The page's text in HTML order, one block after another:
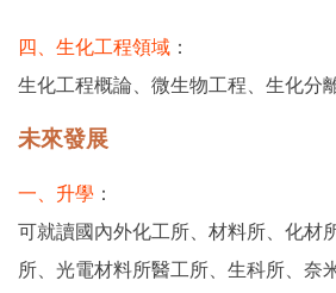
四、生化工程領域 ：
生化工程概論、微生物工程、生化分
未來發展
一、升學 ：
可就讀國內外化工所、材料所、化材
所、光電材料所醫工所、生科所、奈